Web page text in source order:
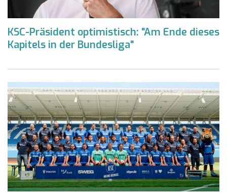
KSC-Präsident optimistisch: "Am Ende dieses
Kapitels in der Bundesliga"